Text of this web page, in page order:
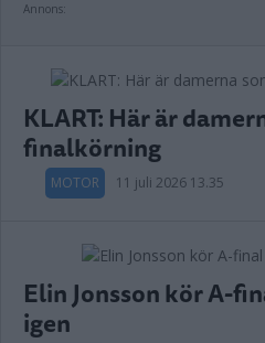
Annons:
KLART: Här är
finalkörning
MOTOR 11 juli 2026 13.35
Elin Jonsson kör A-
igen